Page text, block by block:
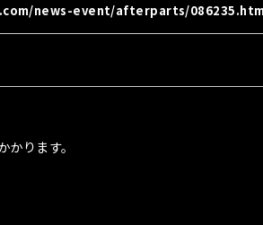
news-event/afterparts/
ります。